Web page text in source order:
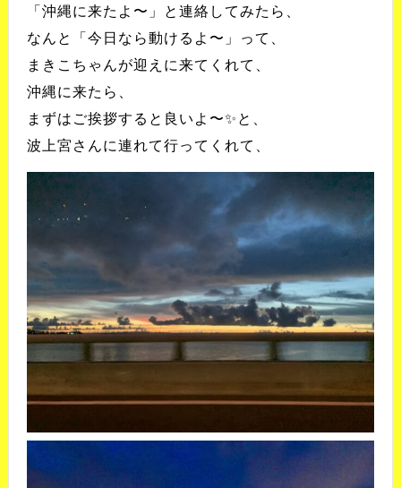
「沖縄に来たよ〜」と連絡してみたら、
なんと「今日なら動けるよ〜」って、
まきこちゃんが迎えに来てくれて、
沖縄に来たら、
まずはご挨拶すると良いよ〜✨と、
波上宮さんに連れて行ってくれて、